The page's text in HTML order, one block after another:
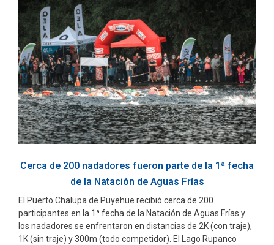
Cerca de 200 nadadores fueron parte de la 1ª fecha
de la Natación de Aguas Frías
El Puerto Chalupa de Puyehue recibió cerca de 200
participantes en la 1ª fecha de la Natación de Aguas Frías y
los nadadores se enfrentaron en distancias de 2K (con traje),
1K (sin traje) y 300m (todo competidor). El Lago Rupanco